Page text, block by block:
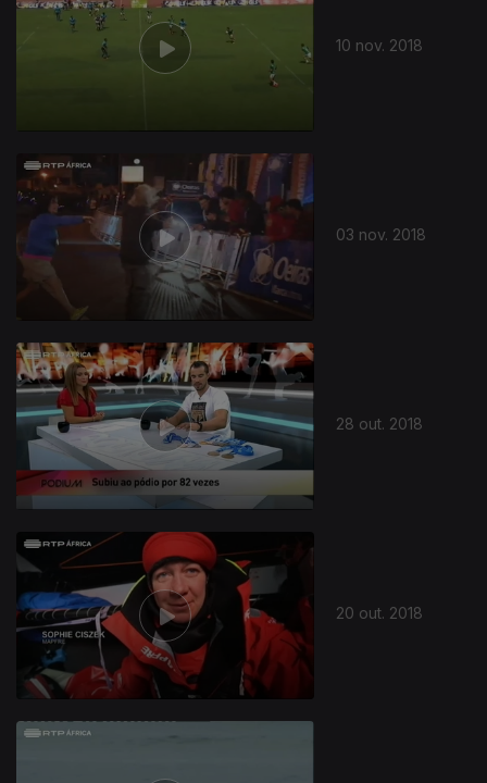
10 nov. 2018
03 nov. 2018
28 out. 2018
20 out. 2018